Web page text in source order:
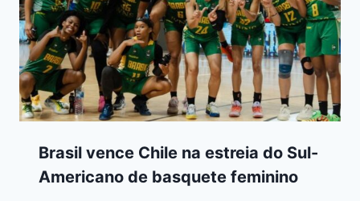
Brasil vence Chile na estreia do Sul-
Americano de basquete feminino